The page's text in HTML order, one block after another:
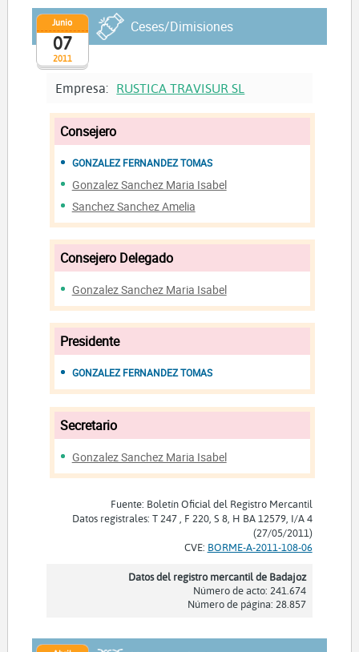
2011
Junio
07
Ceses/Dimisiones
Empresa: RUSTICA TRAVISUR SL
Consejero
GONZALEZ FERNANDEZ TOMAS
Gonzalez Sanchez Maria Isabel
Sanchez Sanchez Amelia
Consejero Delegado
Gonzalez Sanchez Maria Isabel
Presidente
GONZALEZ FERNANDEZ TOMAS
Secretario
Gonzalez Sanchez Maria Isabel
Fuente: Boletín Oficial del Registro Mercantil
Datos registrales: T 247 , F 220, S 8, H BA 12579, I/A 4
(27/05/2011)
CVE: BORME-A-2011-108-06
Datos del registro mercantil de Badajoz
Número de acto: 241.674
Número de página: 28.857